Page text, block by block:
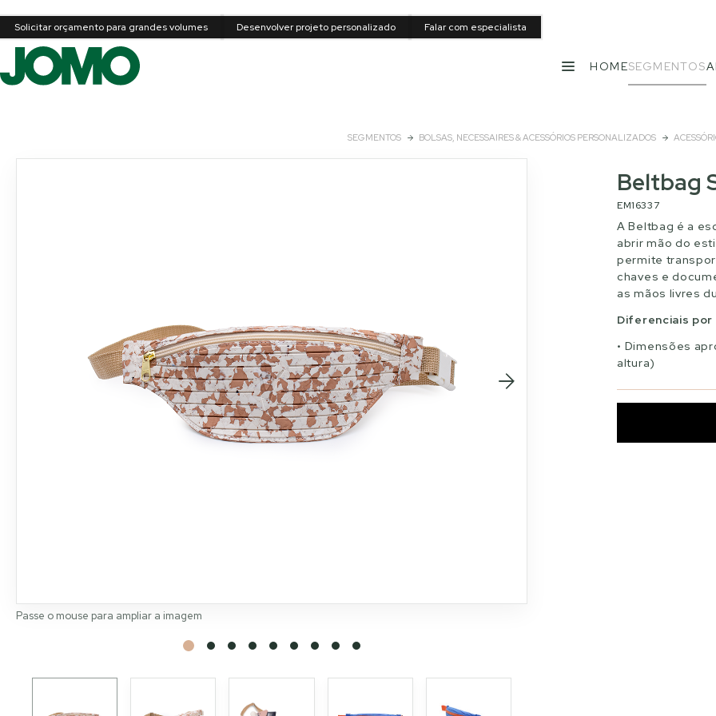
Solicitar orçamento para grandes volumes Desenvolver projeto personalizado Falar com especialista
MENUHOMESEGMENTOS
SEGMENTOS BOLSAS, NECESSAIRES & ACESSÓRIOS PERSONALIZADOS
Passe o mouse para ampliar a imagem
Beltbag
EM16337
A Beltbag é a
abrir mão do
permite
chaves e
as mãos livres
Diferenciais por
Dimensões
altura)